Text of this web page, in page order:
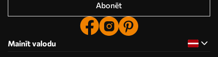
Abonēt
Mainīt valodu